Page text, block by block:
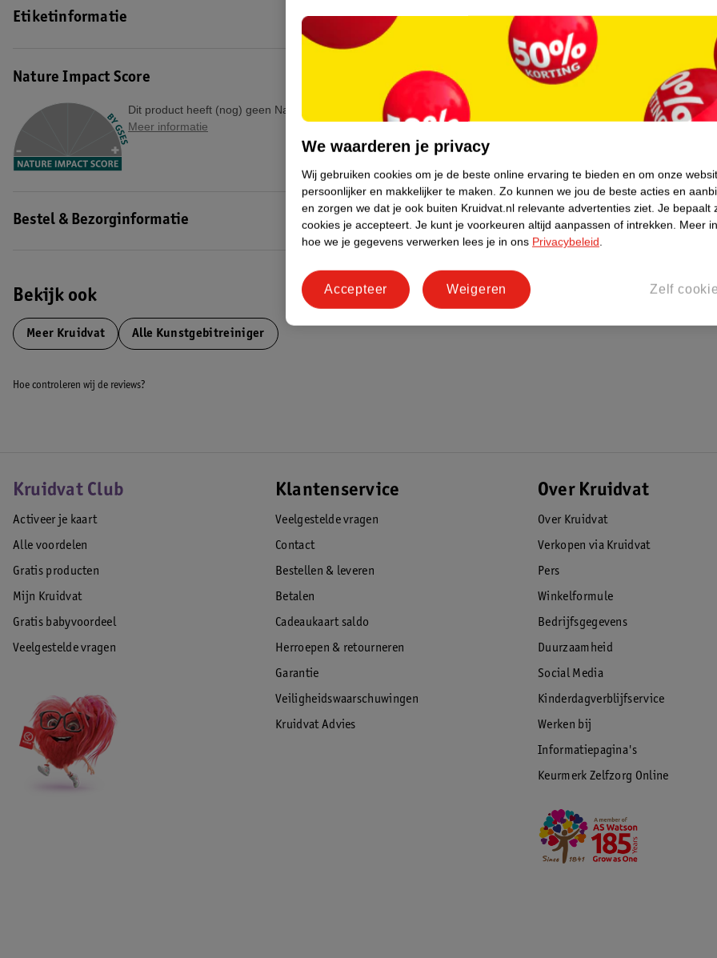
Etiketinformatie
Nature Impact Score
Dit product heeft (nog) geen Nature Impact Score.
Meer informatie
Bestel & Bezorginformatie
Bekijk ook
Meer Kruidvat Alle Kunstgebitreiniger
Hoe controleren wij de reviews?
Kruidvat Club
Activeer je kaart
Alle voordelen
Gratis producten
Mijn Kruidvat
Gratis babyvoordeel
Veelgestelde vragen
Klantenservice
Veelgestelde vragen
Contact
Bestellen & leveren
Betalen
Cadeaukaart saldo
Herroepen & retourneren
Garantie
Veiligheidswaarschuwingen
Kruidvat Advies
Over Kruidvat
Over Kruidvat
Verkopen via Kruidvat
Pers
Winkelformule
Bedrijfsgegevens
Duurzaamheid
Social Media
Kinderdagverblijfservice
Werken bij
Informatiepagina's
Keurmerk Zelfzorg Online
We waarderen je privacy
Wij gebruiken cookies om je de beste online ervaring te bieden en om onze
persoonlijker en makkelijker te maken. Zo kunnen we jou de beste acties en
en zorgen we dat je ook buiten Kruidvat.nl relevante advertenties ziet. Je bepaalt
cookies je accepteert. Je kunt je voorkeuren altijd aanpassen of intrekken. Meer
hoe we je gegevens verwerken lees je in ons Privacybeleid.
Zelf
Weigeren
Accepteer